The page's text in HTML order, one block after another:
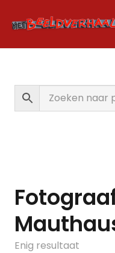
Enig resultaat